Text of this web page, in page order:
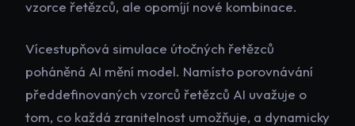
vzorce řetězců, ale opomíjí nové kombinace.
Vícestupňová simulace útočných řetězců
poháněná AI mění model. Namísto porovnávání
předdefinovaných vzorců řetězců AI uvažuje o
tom, co každá zranitelnost umožňuje, a dynamicky